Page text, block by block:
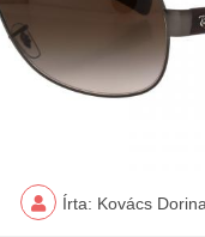
Írta: Kovács Dorina